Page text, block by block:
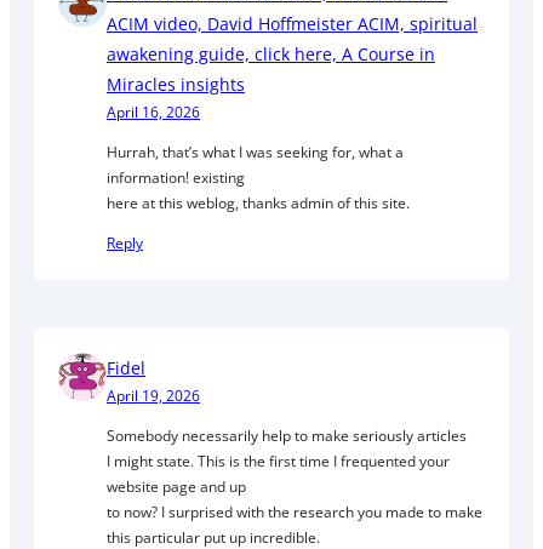
ACIM video, David Hoffmeister ACIM, spiritual
awakening guide, click here, A Course in
Miracles insights
April 16, 2026
Hurrah, that’s what I was seeking for, what a
information! existing
here at this weblog, thanks admin of this site.
Reply
Fidel
April 19, 2026
Somebody necessarily help to make seriously articles
I might state. This is the first time I frequented your
website page and up
to now? I surprised with the research you made to make
this particular put up incredible.